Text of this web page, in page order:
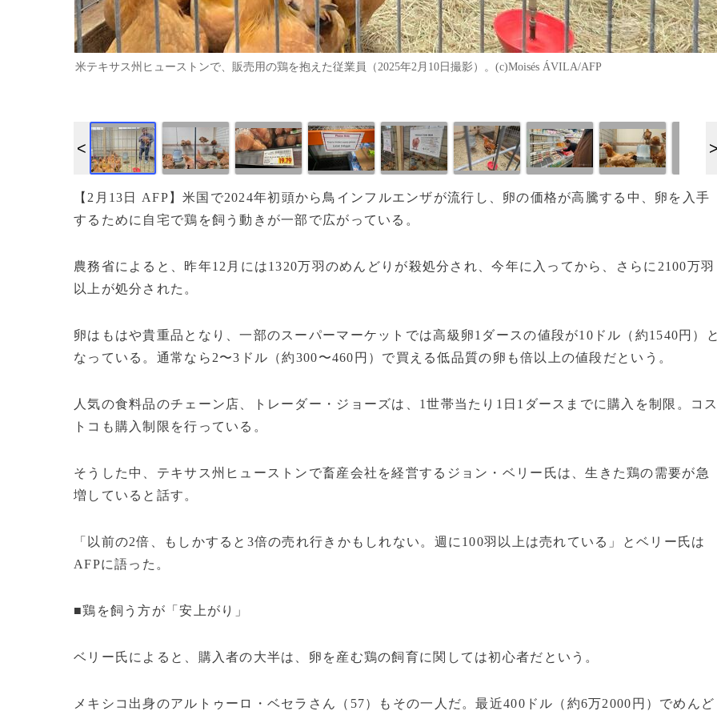
米テキサス州ヒューストンで、販売用の鶏を抱えた従業員（2025年2月10日撮影）。(c)Moisés ÁVILA/AFP
【2月13日 AFP】米国で2024年初頭から鳥インフルエンザが流行し、卵の価格が高騰する中、卵を入手
するために自宅で鶏を飼う動きが一部で広がっている。
農務省によると、昨年12月には1320万羽のめんどりが殺処分され、今年に入ってから、さらに2100万羽
以上が処分された。
卵はもはや貴重品となり、一部のスーパーマーケットでは高級卵1ダースの値段が10ドル（約1540円）
なっている。通常なら2〜3ドル（約300〜460円）で買える低品質の卵も倍以上の値段だという。
人気の食料品のチェーン店、トレーダー・ジョーズは、1世帯当たり1日1ダースまでに購入を制限。コ
トコも購入制限を行っている。
そうした中、テキサス州ヒューストンで畜産会社を経営するジョン・ベリー氏は、生きた鶏の需要が急
増していると話す。
「以前の2倍、もしかすると3倍の売れ行きかもしれない。週に100羽以上は売れている」とベリー氏は
AFPに語った。
■鶏を飼う方が「安上がり」
ベリー氏によると、購入者の大半は、卵を産む鶏の飼育に関しては初心者だという。
メキシコ出身のアルトゥーロ・ベセラさん（57）もその一人だ。最近400ドル（約6万2000円）でめんど